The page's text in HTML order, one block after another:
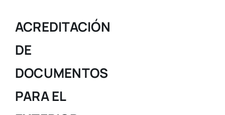
ACREDITACIÓN
DE
DOCUMENTOS
PARA EL